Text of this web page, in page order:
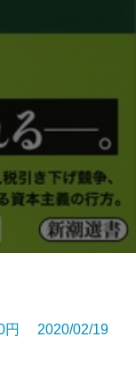
円 2020/02/19